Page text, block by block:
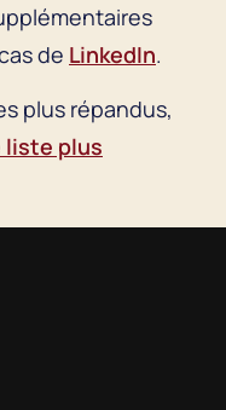
de LinkedIn.
plus répandus,
liste plus